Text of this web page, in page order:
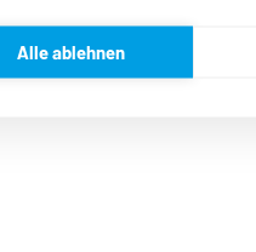
Nicht entlastet
Einzelfeder
Alle ablehnen